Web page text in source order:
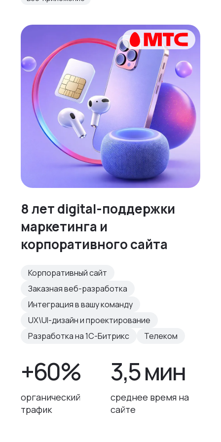
8 лет digital-поддержки
маркетинга и
корпоративного сайта
Корпоративный сайт
Заказная веб-разработка
Интеграция в вашу команду
UX\UI-дизайн и проектирование
Разработка на 1С-Битрикс
Телеком
+60%
органический
трафик
3,5 мин
среднее время на
сайте